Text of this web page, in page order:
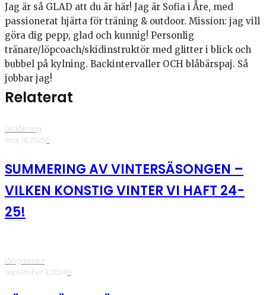
Jag är så GLAD att du är här! Jag är Sofia i Åre, med
passionerat hjärta för träning & outdoor. Mission: jag vill
göra dig pepp, glad och kunnig! Personlig
tränare/löpcoach/skidinstruktör med glitter i blick och
bubbel på kylning. Backintervaller OCH blåbärspaj. Så
jobbar jag!
Relaterat
Skidåkning
·maj 14, 2025·0
SUMMERING AV VINTERSÄSONGEN –
VILKEN KONSTIG VINTER VI HAFT 24-
25!
längdskidor
·september 3, 2024·9